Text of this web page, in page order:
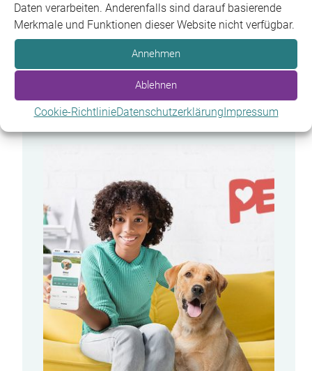
Daten verarbeiten. Anderenfalls sind darauf basierende
Merkmale und Funktionen dieser Website nicht verfügbar.
Annehmen
Ablehnen
Cookie-RichtlinieDatenschutzerklärungImpressum
Sie finden uns jetzt im frisch ausgebauten
Hinterhaus – unsere Adresse bleibt die